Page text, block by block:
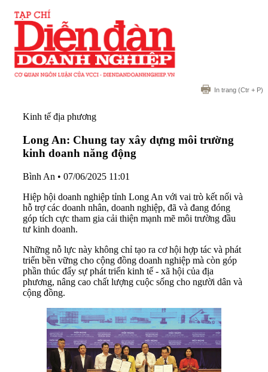
In trang (Ctr + P)
Kinh tế địa phương
Long An: Chung tay xây dựng môi trường
kinh doanh năng động
Bình An • 07/06/2025 11:01
Hiệp hội doanh nghiệp tỉnh Long An với vai trò kết nối và
hỗ trợ các doanh nhân, doanh nghiệp, đã và đang đóng
góp tích cực tham gia cải thiện mạnh mẽ môi trường đầu
tư kinh doanh.
Những nỗ lực này không chỉ tạo ra cơ hội hợp tác và phát
triển bền vững cho cộng đồng doanh nghiệp mà còn góp
phần thúc đẩy sự phát triển kinh tế - xã hội của địa
phương, nâng cao chất lượng cuộc sống cho người dân và
cộng đồng.